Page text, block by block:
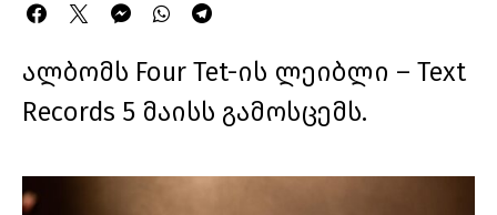
ალბომს Four Tet-ის ლეიბლი – Text
Records 5 მაისს გამოსცემს.